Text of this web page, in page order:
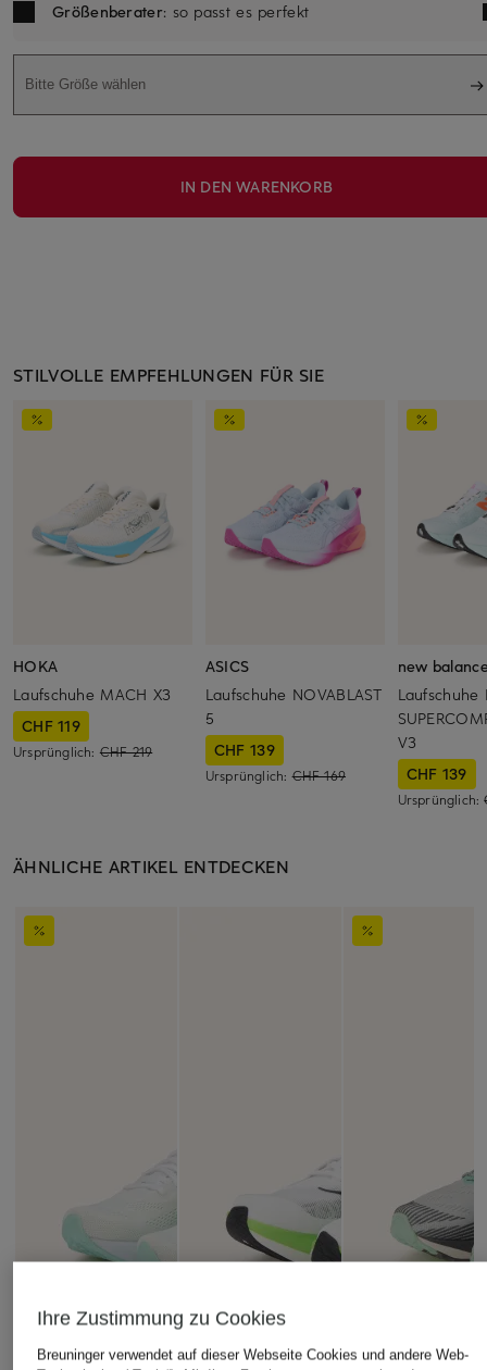
Größenberater: so passt es perfekt
Bitte Größe wählen
IN DEN WARENKORB
STILVOLLE EMPFEHLUNGEN FÜR SIE
HOKA
Laufschuhe MACH X3
CHF 119
Ursprünglich: CHF 219
ASICS
Laufschuhe NOVABLAST
5
CHF 139
Ursprünglich:CHF 169
new
Laufschuhe
V3
CHF 139
Ursprünglich:
ÄHNLICHE ARTIKEL ENTDECKEN
Ihre Zustimmung zu Cookies
Breuninger verwendet auf dieser Webseite Cookies und andere Web-